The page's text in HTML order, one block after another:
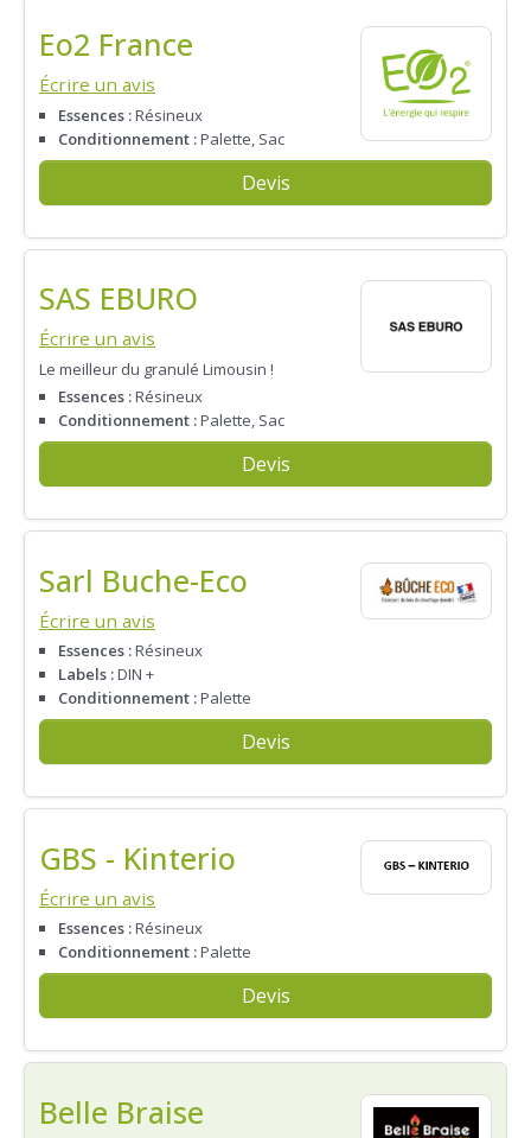
Eo2 France
Écrire un avis
Essences :Résineux
Conditionnement :Palette, Sac
Devis
SAS EBURO
Écrire un avis
Le meilleur du granulé Limousin !
Essences :Résineux
Conditionnement :Palette, Sac
Devis
Sarl Buche-Eco
Écrire un avis
Essences :Résineux
Labels :DIN +
Conditionnement :Palette
Devis
GBS - Kinterio
Écrire un avis
Essences :Résineux
Conditionnement :Palette
Devis
Belle Braise